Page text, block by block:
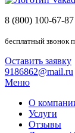
8 (800) 100-67-87
бесплатный звонок
Оставить заявку
9186862@mail.ru
Меню
О
Услуги
Отзывы